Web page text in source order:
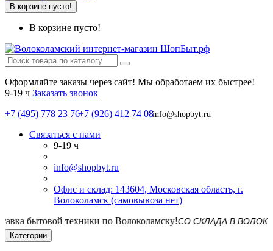
В корзине пусто!
В корзине пусто!
Оформляйте заказы через сайт! Мы обработаем их быстрее!
9-19 ч Заказать звонок
+7 (495) 778 23 76+7 (926) 412 74 08info@shopbyt.ru
Связаться с нами
9-19 ч
info@shopbyt.ru
Офис и склад: 143604, Московская область, г.
Волоколамск (самовывоза нет)
СО СКЛАДА В
Категории